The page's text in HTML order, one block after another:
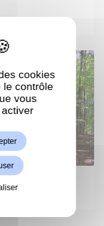
forêts !
cookies
le contrôle
vous